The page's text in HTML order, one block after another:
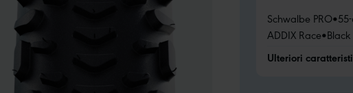
Schwalbe PRO•
ADDIX Race•Black
Ulteriori